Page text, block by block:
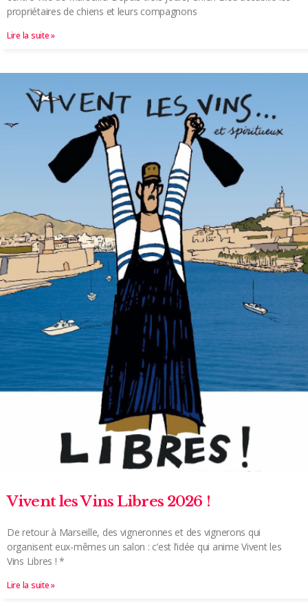
propriétaires de chiens et leurs compagnons
Lire la suite »
Vivent les Vins Libres 2026 !
De retour à Marseille, des vigneronnes et des vignerons qui
organisent eux-mêmes un salon : c’est l’idée qui anime Vivent les
Vins Libres ! *
Lire la suite »